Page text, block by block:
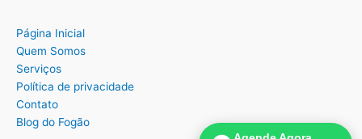
Página Inicial
Quem Somos
Serviços
Política de privacidade
Contato
Blog do Fogão